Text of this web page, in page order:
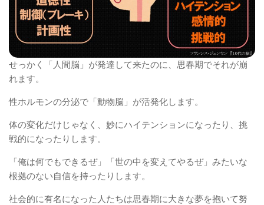
せっかく「人間脳」が発達して来たのに、思春期でそれが崩
れます。
性ホルモンの分泌で「動物脳」が活発化します。
体の変化だけじゃなく、妙にハイテンションになったり、挑
戦的になったりします。
「俺は何でもできるぜ」「世の中を変えてやるぜ」みたいな
根拠のない自信を持ったりします。
社会的に有名になった人たちは思春期に大きな夢を抱いて努